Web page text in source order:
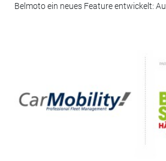
Belmoto ein neues Feature entwickelt: